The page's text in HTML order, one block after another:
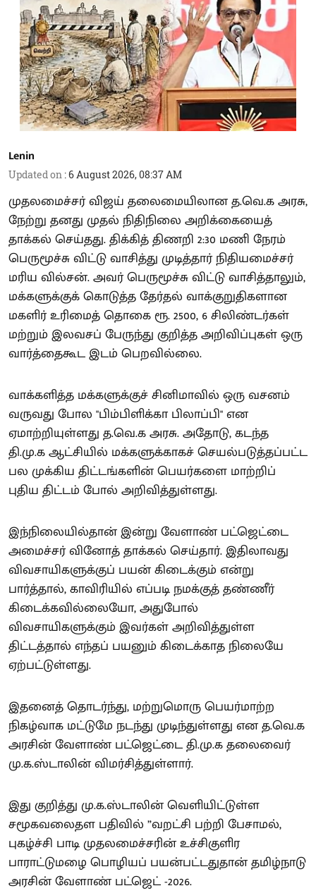
Lenin
Updated on :6 August 2026, 08:37 AM
முதலமைச்சர் விஜய் தலைமையிலான த.வெ.க அரசு,
நேற்று தனது முதல் நிதிநிலை அறிக்கையைத்
தாக்கல் செய்தது. திக்கித் திணறி 2:30 மணி நேரம்
பெருமூச்சு விட்டு வாசித்து முடித்தார் நிதியமைச்சர்
மரிய வில்சன். அவர் பெருமூச்சு விட்டு வாசித்தாலும்,
மக்களுக்குக் கொடுத்த தேர்தல் வாக்குறுதிகளான
மகளிர் உரிமைத் தொகை ரூ. 2500, 6 சிலிண்டர்கள்
மற்றும் இலவசப் பேருந்து குறித்த அறிவிப்புகள் ஒரு
வார்த்தைகூட இடம் பெறவில்லை.
வாக்களித்த மக்களுக்குச் சினிமாவில் ஒரு வசனம்
வருவது போல "பிம்பிளிக்கா பிலாப்பி" என
ஏமாற்றியுள்ளது த.வெ.க அரசு. அதோடு, கடந்த
தி.மு.க ஆட்சியில் மக்களுக்காகச் செயல்படுத்தப்பட்ட
பல முக்கிய திட்டங்களின் பெயர்களை மாற்றிப்
புதிய திட்டம் போல் அறிவித்துள்ளது.
இந்நிலையில்தான் இன்று வேளாண் பட்ஜெட்டை
அமைச்சர் வினோத் தாக்கல் செய்தார். இதிலாவது
விவசாயிகளுக்குப் பயன் கிடைக்கும் என்று
பார்த்தால், காவிரியில் எப்படி நமக்குத் தண்ணீர்
கிடைக்கவில்லையோ, அதுபோல்
விவசாயிகளுக்கும் இவர்கள் அறிவித்துள்ள
திட்டத்தால் எந்தப் பயனும் கிடைக்காத நிலையே
ஏற்பட்டுள்ளது.
இதனைத் தொடர்ந்து, மற்றுமொரு பெயர்மாற்ற
நிகழ்வாக மட்டுமே நடந்து முடிந்துள்ளது என த.வெ.க
அரசின் வேளாண் பட்ஜெட்டை தி.மு.க தலைவைர்
மு.க.ஸ்டாலின் விமர்சித்துள்ளார்.
இது குறித்து மு.க.ஸ்டாலின் வெளியிட்டுள்ள
சமூகவலைதள பதிவில் ”வறட்சி பற்றி பேசாமல்,
புகழ்ச்சி பாடி முதலமைச்சரின் உச்சிகுளிர
பாராட்டுமழை பொழியப் பயன்பட்டதுதான் தமிழ்நாடு
அரசின் வேளாண் பட்ஜெட் -2026.